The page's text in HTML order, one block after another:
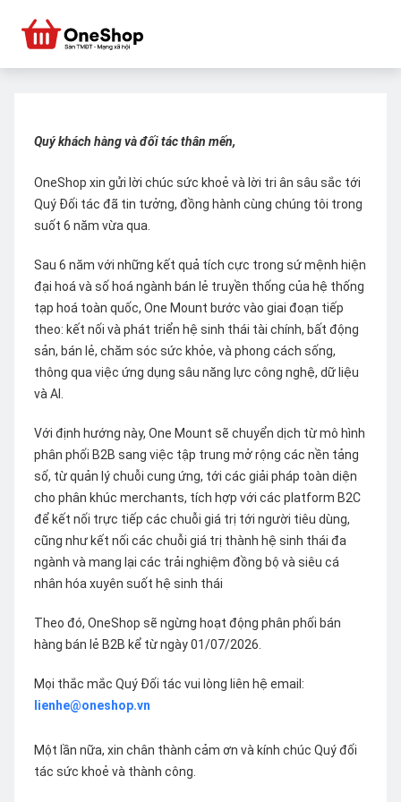
Quý khách hàng và đối tác thân mến,
OneShop xin gửi lời chúc sức khoẻ và lời tri ân sâu sắc tới
Quý Đối tác đã tin tưởng, đồng hành cùng chúng tôi trong
suốt 6 năm vừa qua.
Sau 6 năm với những kết quả tích cực trong sứ mệnh hiện
đại hoá và số hoá ngành bán lẻ truyền thống của hệ thống
tạp hoá toàn quốc, One Mount bước vào giai đoạn tiếp
theo: kết nối và phát triển hệ sinh thái tài chính, bất động
sản, bán lẻ, chăm sóc sức khỏe, và phong cách sống,
thông qua việc ứng dụng sâu năng lực công nghệ, dữ liệu
và AI.
Với định hướng này, One Mount sẽ chuyển dịch từ mô hình
phân phối B2B sang việc tập trung mở rộng các nền tảng
số, từ quản lý chuỗi cung ứng, tới các giải pháp toàn diện
cho phân khúc merchants, tích hợp với các platform B2C
để kết nối trực tiếp các chuỗi giá trị tới người tiêu dùng,
cũng như kết nối các chuỗi giá trị thành hệ sinh thái đa
ngành và mang lại các trải nghiệm đồng bộ và siêu cá
nhân hóa xuyên suốt hệ sinh thái
Theo đó, OneShop sẽ ngừng hoạt động phân phối bán
hàng bán lẻ B2B kể từ ngày 01/07/2026.
Mọi thắc mắc Quý Đối tác vui lòng liên hệ email:
lienhe@oneshop.vn
Một lần nữa, xin chân thành cảm ơn và kính chúc Quý đối
tác sức khoẻ và thành công.